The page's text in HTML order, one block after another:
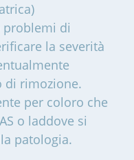
problemi di
la severità
di rimozione.
per coloro che
o laddove si
patologia.